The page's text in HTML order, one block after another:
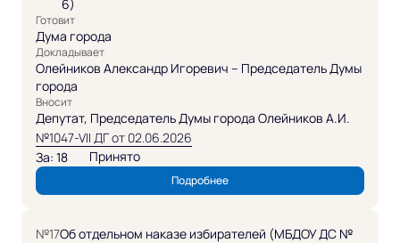
6)
Готовит
Дума города
Докладывает
Олейников Александр Игоревич – Председатель Думы
города
Вносит
Депутат, Председатель Думы города Олейников А.И.
За: 18 Принято
№1047-VII ДГ от 02.06.2026
Подробнее
№17Об отдельном наказе избирателей (МБДОУ ДС №